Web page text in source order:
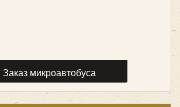
Заказ микроавтобуса